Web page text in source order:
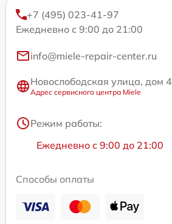
+7 (495) 023-41-97
Ежедневно с 9:00 до 21:00
info@miele-repair-center.ru
Новослободская улица, дом 4
Адрес сервисного центра Miele
Режим работы:
Ежедневно с 9:00 до 21:00
Способы оплаты